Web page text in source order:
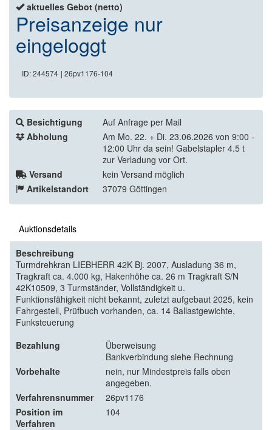
aktuelles Gebot (netto)
Preisanzeige nur
eingeloggt
ID: 244574 | 26pv1176-104
Besichtigung
Auf Anfrage per Mail
Abholung
Am Mo. 22. + Di. 23.06.2026 von 9:00 -
12:00 Uhr da sein! Gabelstapler 4.5 t
zur Verladung vor Ort.
Versand
kein Versand möglich
Artikelstandort
37079 Göttingen
Auktionsdetails
Beschreibung
Turmdrehkran LIEBHERR 42K Bj. 2007, Ausladung 36 m,
Tragkraft ca. 4.000 kg, Hakenhöhe ca. 26 m Tragkraft S/N
42K10509, 3 Turmständer, Vollständigkeit u.
Funktionsfähigkeit nicht bekannt, zuletzt aufgebaut 2025, kein
Fahrgestell, Prüfbuch vorhanden, ca. 14 Ballastgewichte,
Funksteuerung
Bezahlung
Überweisung
Bankverbindung siehe Rechnung
Vorbehalte
nein, nur Mindestpreis falls oben
angegeben.
Verfahrensnummer
26pv1176
Position im
Verfahren
104